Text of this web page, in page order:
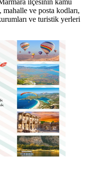
ve posta kodları,
ve turistik yerleri